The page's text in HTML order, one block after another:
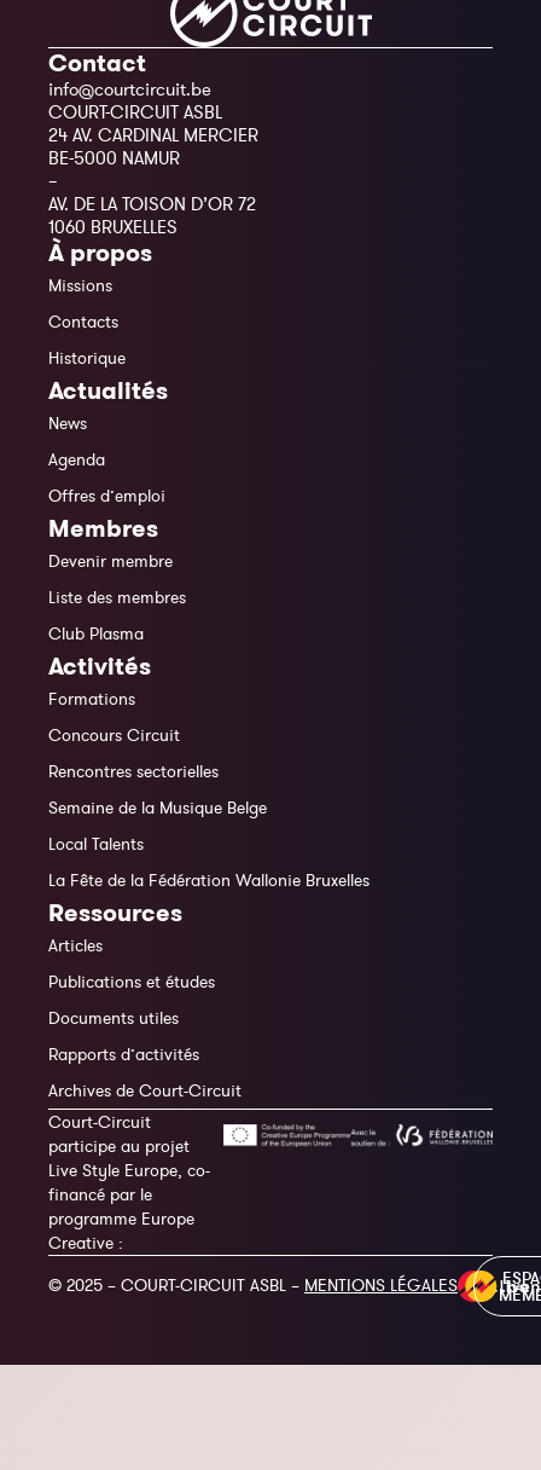
Contact
info@courtcircuit.be
COURT-CIRCUIT ASBL
24 AV. CARDINAL MERCIER
BE-5000 NAMUR
–
AV. DE LA TOISON D’OR 72
1060 BRUXELLES
À propos
Missions
Contacts
Historique
Actualités
News
Agenda
Offres d’emploi
Membres
Devenir membre
Liste des membres
Club Plasma
Activités
Formations
Concours Circuit
Rencontres sectorielles
Semaine de la Musique Belge
Local Talents
La Fête de la Fédération Wallonie Bruxelles
Ressources
Articles
Publications et études
Documents utiles
Rapports d’activités
Archives de Court-Circuit
Court-Circuit
participe au projet
Live Style Europe, co-
financé par le
programme Europe
Creative :
© 2025 – COURT-CIRCUIT ASBL – MENTIONS LÉGALES